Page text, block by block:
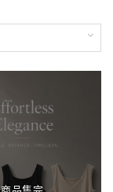
商品售完